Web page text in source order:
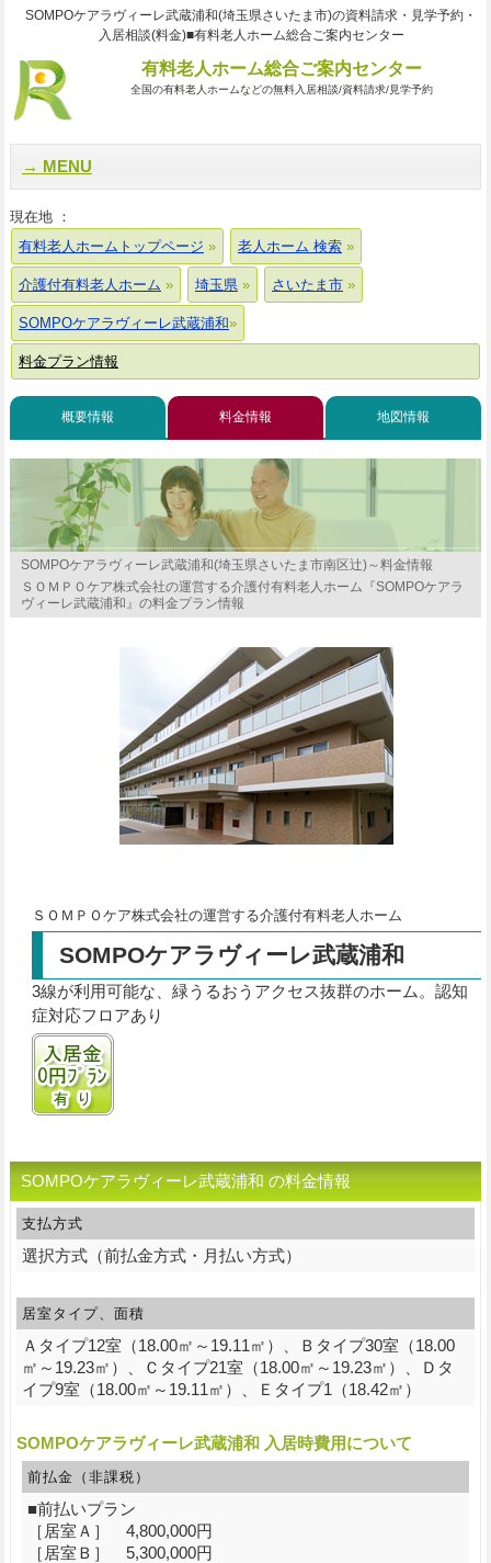
SOMPOケアラヴィーレ武蔵浦和(埼玉県さいたま市)の資料請求・見学予約・
入居相談(料金)■有料老人ホーム総合ご案内センター
有料老人ホーム総合ご案内センター
全国の有料老人ホームなどの無料入居相談/資料請求/見学予約
MENU
現在地 ：
有料老人ホームトップページ
老人ホーム 検索
介護付有料老人ホーム 埼玉県 さいたま市
SOMPOケアラヴィーレ武蔵浦和
料金プラン情報
概要情報 料金情報 地図情報
SOMPOケアラヴィーレ武蔵浦和(埼玉県さいたま市南区辻)～料金情報
ＳＯＭＰＯケア株式会社の運営する介護付有料老人ホーム『SOMPOケアラ
ヴィーレ武蔵浦和』の料金プラン情報
ＳＯＭＰＯケア株式会社の運営する介護付有料老人ホーム
SOMPOケアラヴィーレ武蔵浦和
3線が利用可能な、緑うるおうアクセス抜群のホーム。認知
症対応フロアあり
入居金0円プランあり
SOMPOケアラヴィーレ武蔵浦和 の料金情報
支払方式
選択方式（前払金方式・月払い方式）
居室タイプ、面積
Ａタイプ12室（18.00㎡～19.11㎡）、Ｂタイプ30室（18.00
㎡～19.23㎡）、Ｃタイプ21室（18.00㎡～19.23㎡）、Ｄタ
イプ9室（18.00㎡～19.11㎡）、Ｅタイプ1（18.42㎡）
SOMPOケアラヴィーレ武蔵浦和 入居時費用について
前払金（非課税）
■前払いプラン
［居室Ａ］ 4,800,000円
［居室Ｂ］ 5,300,000円